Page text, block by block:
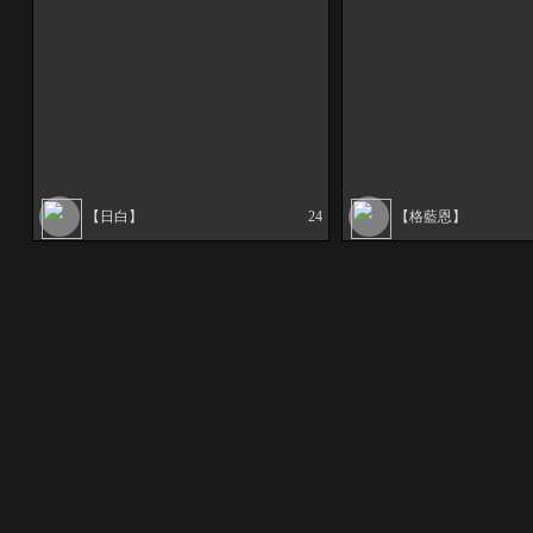
【日白】 24 【格藍恩】